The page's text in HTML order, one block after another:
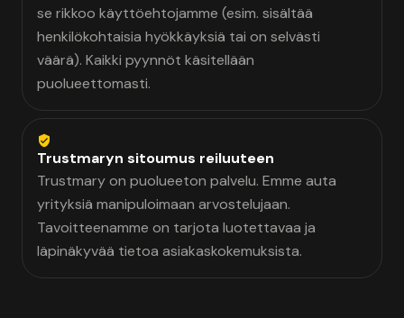
se rikkoo käyttöehtojamme (esim. sisältää
henkilökohtaisia hyökkäyksiä tai on selvästi
väärä). Kaikki pyynnöt käsitellään
puolueettomasti.
Trustmaryn sitoumus reiluuteen
Trustmary on puolueeton palvelu. Emme auta
yrityksiä manipuloimaan arvostelujaan.
Tavoitteenamme on tarjota luotettavaa ja
läpinäkyvää tietoa asiakaskokemuksista.